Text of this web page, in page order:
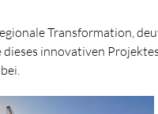
Transformation,
innovativen